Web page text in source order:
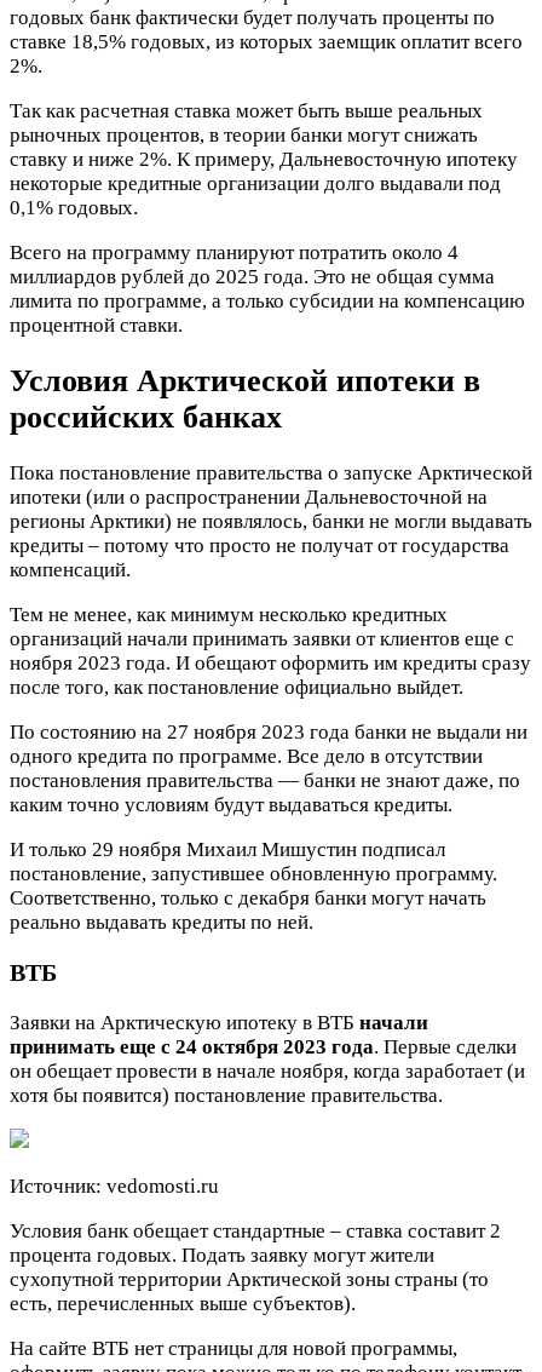
годовых банк фактически будет получать проценты по
ставке 18,5% годовых, из которых заемщик оплатит всего
2%.
Так как расчетная ставка может быть выше реальных
рыночных процентов, в теории банки могут снижать
ставку и ниже 2%. К примеру, Дальневосточную ипотеку
некоторые кредитные организации долго выдавали под
0,1% годовых.
Всего на программу планируют потратить около 4
миллиардов рублей до 2025 года. Это не общая сумма
лимита по программе, а только субсидии на компенсацию
процентной ставки.
Условия Арктической ипотеки в
российских банках
Пока постановление правительства о запуске Арктической
ипотеки (или о распространении Дальневосточной на
регионы Арктики) не появлялось, банки не могли выдавать
кредиты – потому что просто не получат от государства
компенсаций.
Тем не менее, как минимум несколько кредитных
организаций начали принимать заявки от клиентов еще с
ноября 2023 года. И обещают оформить им кредиты сразу
после того, как постановление официально выйдет.
По состоянию на 27 ноября 2023 года банки не выдали ни
одного кредита по программе. Все дело в отсутствии
постановления правительства — банки не знают даже, по
каким точно условиям будут выдаваться кредиты.
И только 29 ноября Михаил Мишустин подписал
постановление, запустившее обновленную программу.
Соответственно, только с декабря банки могут начать
реально выдавать кредиты по ней.
ВТБ
Заявки на Арктическую ипотеку в ВТБ начали
принимать еще с 24 октября 2023 года. Первые сделки
он обещает провести в начале ноября, когда заработает (и
хотя бы появится) постановление правительства.
Источник: vedomosti.ru
Условия банк обещает стандартные – ставка составит 2
процента годовых. Подать заявку могут жители
сухопутной территории Арктической зоны страны (то
есть, перечисленных выше субъектов).
На сайте ВТБ нет страницы для новой программы,